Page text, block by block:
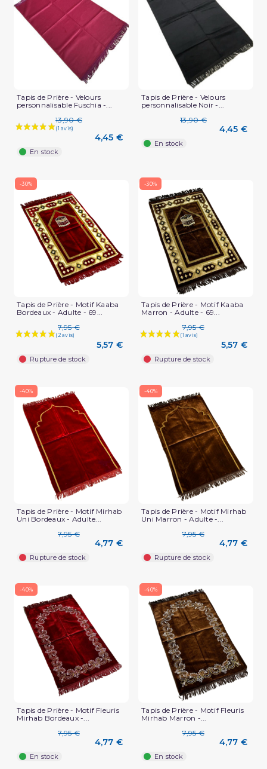
(1 avis)
Tapis de Prière - Velours
personnalisable Fuschia -...
13,90 €
4,45 €
En stock
Tapis de Prière - Velours
personnalisable Noir -...
13,90 €
4,45 €
En stock
-30%
Tapis de Prière - Motif Kaaba
Bordeaux - Adulte - 69...
7,95 €
5,57 €
Rupture de stock
-30%
Tapis de Prière - Motif Kaaba
Marron - Adulte - 69...
7,95 €
5,57 €
Rupture de stock
-40%
Tapis de Prière - Motif Mirhab
Uni Bordeaux - Adulte...
7,95 €
4,77 €
Rupture de stock
-40%
Tapis de Prière - Motif Mirhab
Uni Marron - Adulte -...
7,95 €
4,77 €
Rupture de stock
-40%
Tapis de Prière - Motif Fleuris
Mirhab Bordeaux -...
7,95 €
4,77 €
En stock
-40%
Tapis de Prière - Motif Fleuris
Mirhab Marron -...
7,95 €
4,77 €
En stock